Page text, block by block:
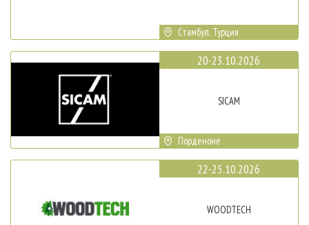
Стамбул, Турция
20-23.10.2026
SICAM
Порденоне
22-25.10.2026
WOODTECH